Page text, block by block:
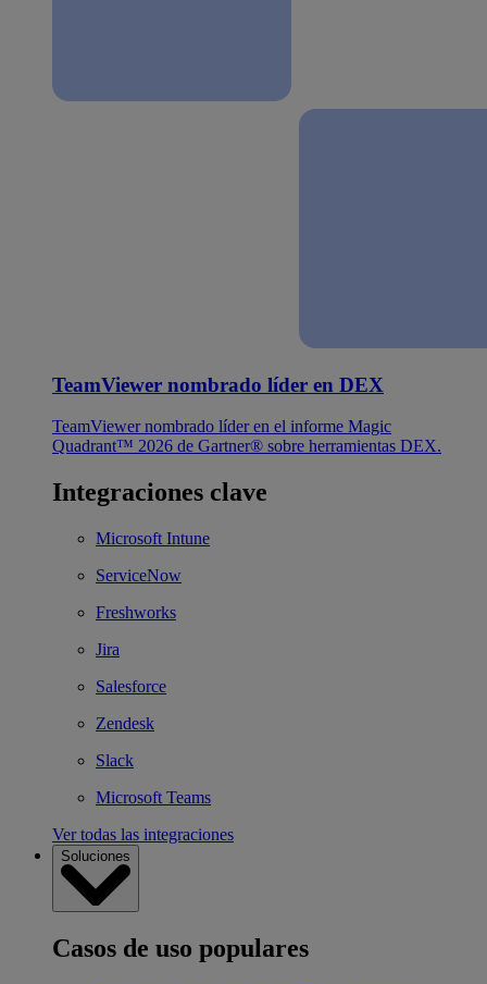
TeamViewer nombrado líder en DEX
TeamViewer nombrado líder en el informe Magic
Quadrant™ 2026 de Gartner® sobre herramientas DEX.
Integraciones clave
Microsoft Intune
ServiceNow
Freshworks
Jira
Salesforce
Zendesk
Slack
Microsoft Teams
Ver todas las integraciones
Soluciones
Casos de uso populares